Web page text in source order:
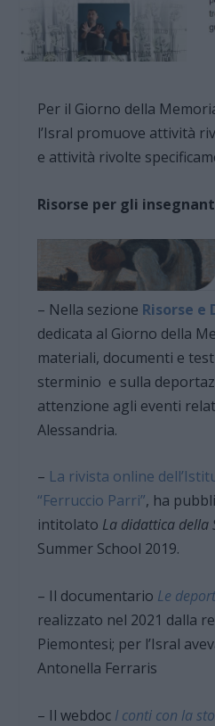
Per il Giorno della
l’Isral promuove attività
e attività rivolte
Risorse per gli
– Nella sezione Risorse e
dedicata al Giorno della
materiali, documenti e
sterminio e sulla
attenzione agli eventi
Alessandria.
– La rivista online
“Ferruccio Parri”, ha
intitolato La didattica della
Summer School 2019.
– Il documentario Le
realizzato nel 2021 dalla
Piemontesi; per l’Isral
Antonella Ferraris
– Il webdoc I conti con la